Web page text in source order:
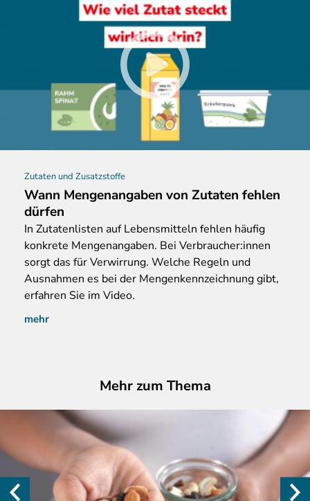
Zutaten und Zusatzstoffe
Wann Mengenangaben von Zutaten fehlen
dürfen
In Zutatenlisten auf Lebensmitteln fehlen häufig
konkrete Mengenangaben. Bei Verbraucher:innen
sorgt das für Verwirrung. Welche Regeln und
Ausnahmen es bei der Mengenkennzeichnung gibt,
erfahren Sie im Video.
mehr
Mehr zum Thema